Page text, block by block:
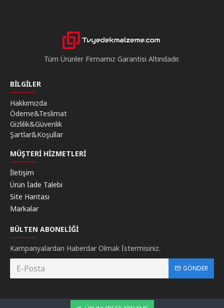
Tüm Ürünler Firmamız Garantisi Altındadır.
BILGILER
Hakkımızda
Ödeme&Teslimat
Gizlilik&Güvenlik
Şartlar&Koşullar
MÜŞTERI HIZMETLERI
İletişim
Ürün İade Talebi
Site Haritası
Markalar
BÜLTEN ABONELIĞI
Kampanyalardan Haberdar Olmak İstermisiniz.
GÖNDER